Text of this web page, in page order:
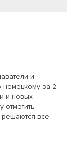
и
немецкому за 2-
и новых
отметить
решаются все